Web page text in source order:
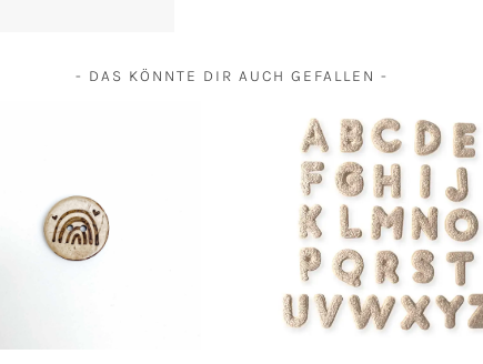
- DAS KÖNNTE DIR AUCH GEFALLEN -